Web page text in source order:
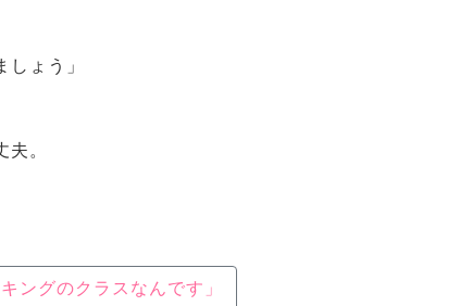
しょう」
。
ングのクラスなんです」